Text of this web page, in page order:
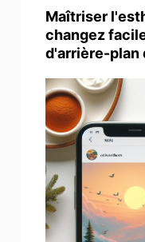
Maîtriser
changez
d'arrière-plan